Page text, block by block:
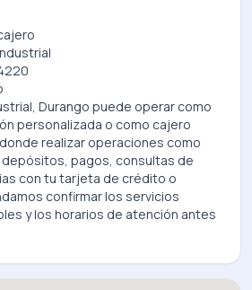
Durango puede operar como
personalizada o como cajero
realizar operaciones como
pagos, consultas de
con tu tarjeta de crédito o
confirmar los servicios
y los horarios de atención antes